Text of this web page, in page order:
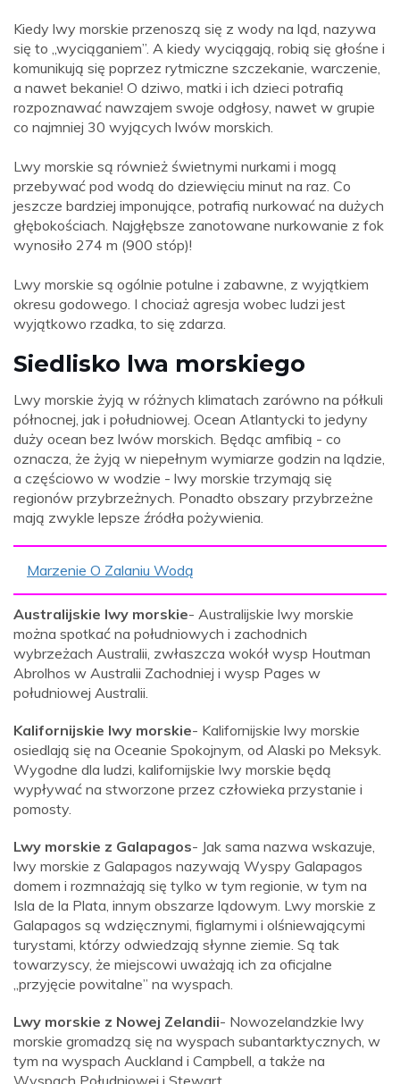
Kiedy lwy morskie przenoszą się z wody na ląd, nazywa
się to „wyciąganiem”. A kiedy wyciągają, robią się głośne i
komunikują się poprzez rytmiczne szczekanie, warczenie,
a nawet bekanie! O dziwo, matki i ich dzieci potrafią
rozpoznawać nawzajem swoje odgłosy, nawet w grupie
co najmniej 30 wyjących lwów morskich.
Lwy morskie są również świetnymi nurkami i mogą
przebywać pod wodą do dziewięciu minut na raz. Co
jeszcze bardziej imponujące, potrafią nurkować na dużych
głębokościach. Najgłębsze zanotowane nurkowanie z fok
wynosiło 274 m (900 stóp)!
Lwy morskie są ogólnie potulne i zabawne, z wyjątkiem
okresu godowego. I chociaż agresja wobec ludzi jest
wyjątkowo rzadka, to się zdarza.
Siedlisko lwa morskiego
Lwy morskie żyją w różnych klimatach zarówno na półkuli
północnej, jak i południowej. Ocean Atlantycki to jedyny
duży ocean bez lwów morskich. Będąc amfibią - co
oznacza, że ​​żyją w niepełnym wymiarze godzin na lądzie,
a częściowo w wodzie - lwy morskie trzymają się
regionów przybrzeżnych. Ponadto obszary przybrzeżne
mają zwykle lepsze źródła pożywienia.
Marzenie O Zalaniu Wodą
Australijskie lwy morskie- Australijskie lwy morskie
można spotkać na południowych i zachodnich
wybrzeżach Australii, zwłaszcza wokół wysp Houtman
Abrolhos w Australii Zachodniej i wysp Pages w
południowej Australii.
Kalifornijskie lwy morskie- Kalifornijskie lwy morskie
osiedlają się na Oceanie Spokojnym, od Alaski po Meksyk.
Wygodne dla ludzi, kalifornijskie lwy morskie będą
wypływać na stworzone przez człowieka przystanie i
pomosty.
Lwy morskie z Galapagos- Jak sama nazwa wskazuje,
lwy morskie z Galapagos nazywają Wyspy Galapagos
domem i rozmnażają się tylko w tym regionie, w tym na
Isla de la Plata, innym obszarze lądowym. Lwy morskie z
Galapagos są wdzięcznymi, figlarnymi i olśniewającymi
turystami, którzy odwiedzają słynne ziemie. Są tak
towarzyscy, że miejscowi uważają ich za oficjalne
„przyjęcie powitalne” na wyspach.
Lwy morskie z Nowej Zelandii- Nowozelandzkie lwy
morskie gromadzą się na wyspach subantarktycznych, w
tym na wyspach Auckland i Campbell, a także na